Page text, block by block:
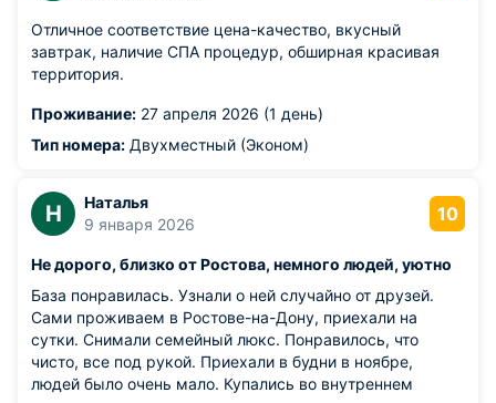
Отличное соответствие цена-качество, вкусный
завтрак, наличие СПА процедур, обширная красивая
территория.
Проживание: 27 апреля 2026 (1 день)
Тип номера: Двухместный (Эконом)
Н
Наталья
9 января 2026
10
Не дорого, близко от Ростова, немного людей, уютно
База понравилась. Узнали о ней случайно от друзей.
Сами проживаем в Ростове-на-Дону, приехали на
сутки. Снимали семейный люкс. Понравилось, что
чисто, все под рукой. Приехали в будни в ноябре,
людей было очень мало. Купались во внутреннем